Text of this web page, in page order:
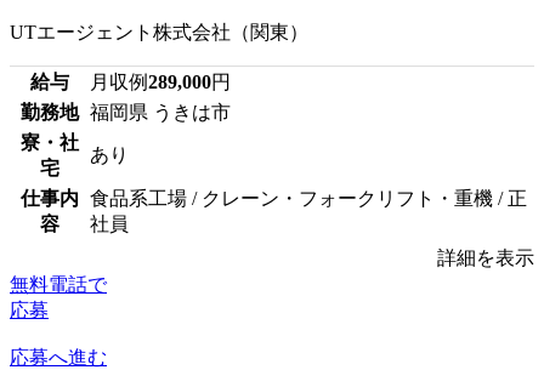
UTエージェント株式会社（関東）
給与 月収例289,000円
勤務地 福岡県 うきは市
寮・社
宅
あり
仕事内
容
食品系工場 / クレーン・フォークリフト・重機 / 正
社員
詳細を表示
無料電話で
応募
応募へ進む